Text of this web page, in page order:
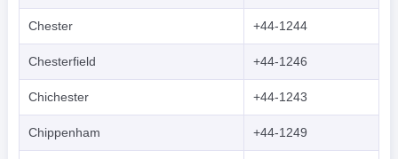
Chester +44-1244
Chesterfield +44-1246
Chichester +44-1243
Chippenham +44-1249